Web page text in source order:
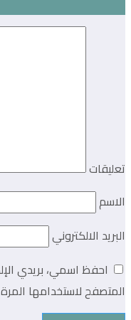
تعليقات
الاسم
البريد الالكتروني
احفظ اسمي، بريدي
المتصفح لاستخدامها